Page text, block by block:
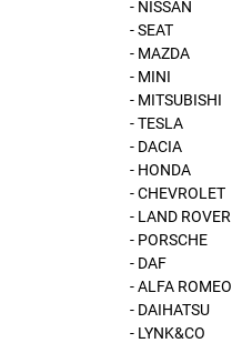
- NISSAN
- SEAT
- MAZDA
- MINI
- MITSUBISHI
- TESLA
- DACIA
- HONDA
- CHEVROLET
- LAND ROVER
- PORSCHE
- DAF
- ALFA ROMEO
- DAIHATSU
- LYNK&CO